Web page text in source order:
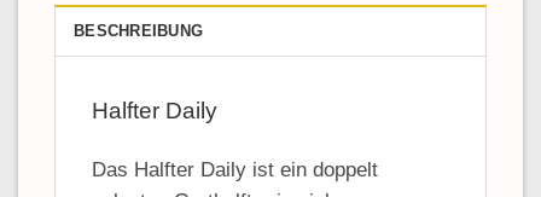
BESCHREIBUNG
Halfter Daily
Das Halfter Daily ist ein doppelt